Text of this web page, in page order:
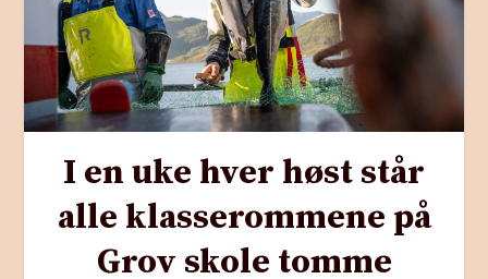
I en uke hver høst står
alle klasserommene på
Grov skole tomme